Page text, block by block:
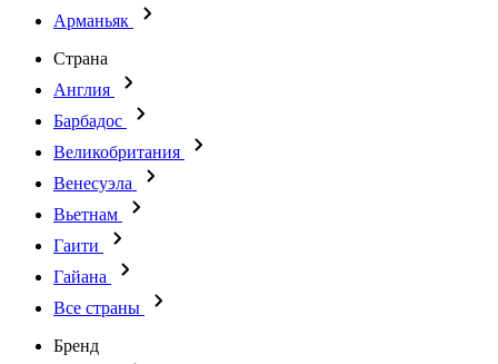
Арманьяк
Страна
Англия
Барбадос
Великобритания
Венесуэла
Вьетнам
Гаити
Гайана
Все страны
Бренд